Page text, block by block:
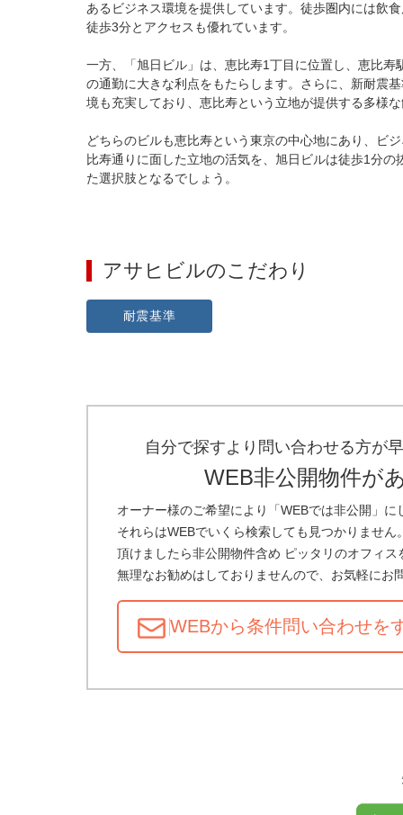
あるビジネス環境を提供しています。徒歩圏内には飲
徒歩3分とアクセスも優れています。
一方、「旭日ビル」は、恵比寿1丁目に位置し、恵比
の通勤に大きな利点をもたらします。さらに、新耐震
境も充実しており、恵比寿という立地が提供する多様
どちらのビルも恵比寿という東京の中心地にあり、ビ
比寿通りに面した立地の活気を、旭日ビルは徒歩1分
た選択肢となるでしょう。
アサヒビルのこだわり
耐震基準
自分で探すより問い合わせる方が
WEB非公開物件が
オーナー様のご希望により「WEBでは非公開」に
それらはWEBでいくら検索しても見つかりませ
頂けましたら非公開物件含め ピッタリのオフィス
無理なお勧めはしておりませんので、お気軽にお
WEBから条件問い合わせを